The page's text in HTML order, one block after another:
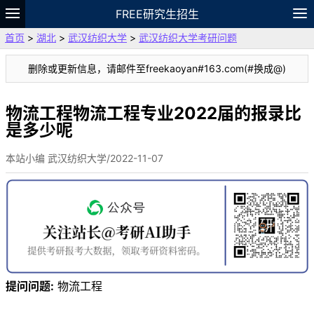
FREE研究生招生
题库
故事 专题 APP 笔记
论坛
VIP
资料
首页 > 湖北 > 武汉纺织大学 > 武汉纺织大学考研问题
删除或更新信息，请邮件至freekaoyan#163.com(#换成@)
物流工程物流工程专业2022届的报录比
是多少呢
本站小编 武汉纺织大学/2022-11-07
提问问题: 物流工程